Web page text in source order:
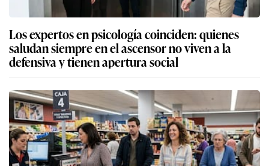
Los expertos en psicología coinciden: quienes
saludan siempre en el ascensor no viven a la
defensiva y tienen apertura social